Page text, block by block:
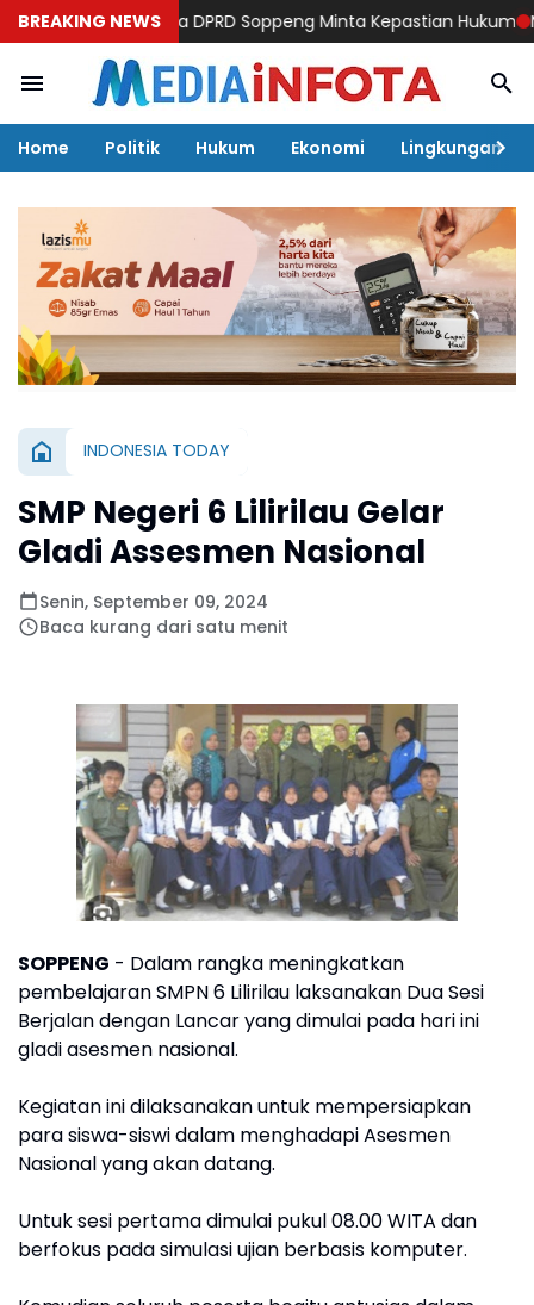
BREAKING NEWS
Ketua DPRD Soppeng Minta Kepastian Hukum Menuju
Home Politik Hukum Ekonomi Lingkungan
INDONESIA TODAY
SMP Negeri 6 Lilirilau Gelar
Gladi Assesmen Nasional
Senin, September 09, 2024
Baca kurang dari satu menit
SOPPENG - Dalam rangka meningkatkan
pembelajaran SMPN 6 Lilirilau laksanakan Dua Sesi
Berjalan dengan Lancar yang dimulai pada hari ini
gladi asesmen nasional.
Kegiatan ini dilaksanakan untuk mempersiapkan
para siswa-siswi dalam menghadapi Asesmen
Nasional yang akan datang.
Untuk sesi pertama dimulai pukul 08.00 WITA dan
berfokus pada simulasi ujian berbasis komputer.